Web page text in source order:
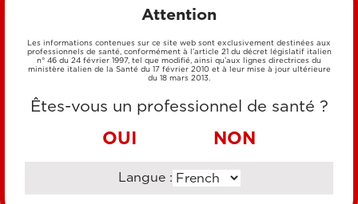
MÉTHODES DE PAIEMENT
VIREMENT BANCAIRE
Attention
Les informations contenues sur ce site web sont exclusivement destinées aux
professionnels de santé, conformément à l’article 21 du décret législatif italien
n° 46 du 24 février 1997, tel que modifié, ainsi qu’aux lignes directrices du
ministère italien de la Santé du 17 février 2010 et à leur mise à jour ultérieure
du 18 mars 2013.
Êtes-vous un professionnel de santé ?
OUI NON
Langue :